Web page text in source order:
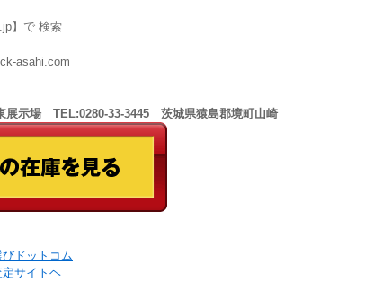
】で 検索
asahi.com
展示場 TEL:0280-33-3445 茨城県猿島郡境町山崎
ドットコム
サイトヘ